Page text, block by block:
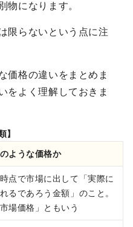
物になります。
限らないという点に注
価格の違いをまとめま
をよく理解しておきま
】
ような価格か
点で市場に出して「実際に
るであろう金額」のこと。
市場価格」ともいう